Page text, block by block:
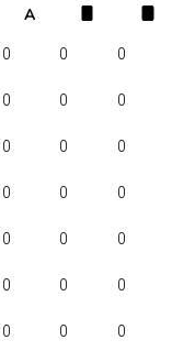
A
0 0 0
0 0 0
0 0 0
0 0 0
0 0 0
0 0 0
0 0 0